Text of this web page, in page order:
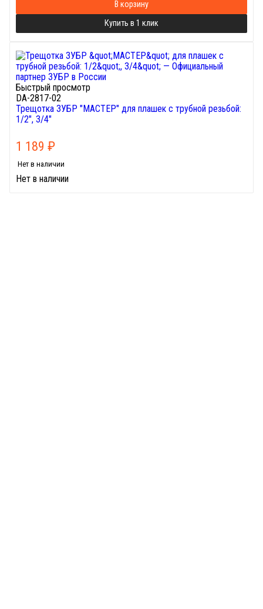
В корзину
Купить в 1 клик
Быстрый просмотр
DA-2817-02
Трещотка ЗУБР "МАСТЕР" для плашек с трубной резьбой:
1/2", 3/4"
1 189 ₽
Нет в наличии
Нет в наличии